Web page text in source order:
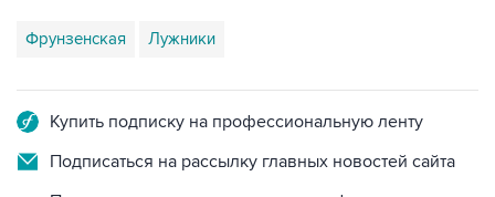
Фрунзенская Лужники
Купить подписку на профессиональную ленту
Подписаться на рассылку главных новостей сайта